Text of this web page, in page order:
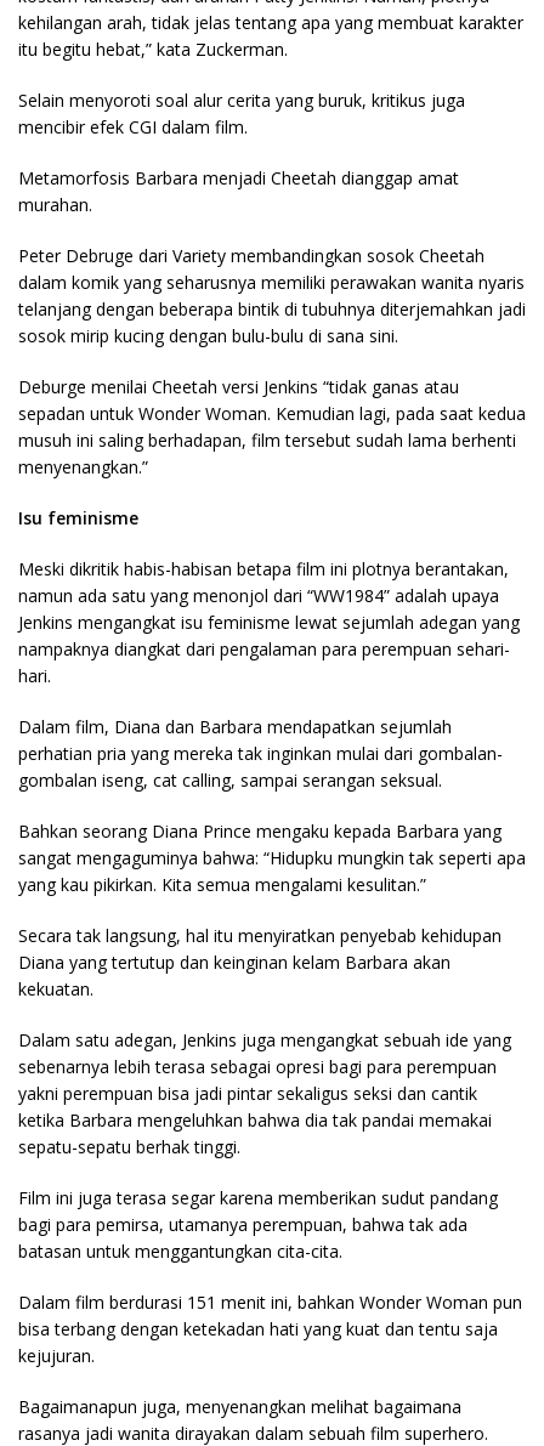
kehilangan arah, tidak jelas tentang apa yang membuat karakter
itu begitu hebat,” kata Zuckerman.
Selain menyoroti soal alur cerita yang buruk, kritikus juga
mencibir efek CGI dalam film.
Metamorfosis Barbara menjadi Cheetah dianggap amat
murahan.
Peter Debruge dari Variety membandingkan sosok Cheetah
dalam komik yang seharusnya memiliki perawakan wanita nyaris
telanjang dengan beberapa bintik di tubuhnya diterjemahkan jadi
sosok mirip kucing dengan bulu-bulu di sana sini.
Deburge menilai Cheetah versi Jenkins “tidak ganas atau
sepadan untuk Wonder Woman. Kemudian lagi, pada saat kedua
musuh ini saling berhadapan, film tersebut sudah lama berhenti
menyenangkan.”
Isu feminisme
Meski dikritik habis-habisan betapa film ini plotnya berantakan,
namun ada satu yang menonjol dari “WW1984” adalah upaya
Jenkins mengangkat isu feminisme lewat sejumlah adegan yang
nampaknya diangkat dari pengalaman para perempuan sehari-
hari.
Dalam film, Diana dan Barbara mendapatkan sejumlah
perhatian pria yang mereka tak inginkan mulai dari gombalan-
gombalan iseng, cat calling, sampai serangan seksual.
Bahkan seorang Diana Prince mengaku kepada Barbara yang
sangat mengaguminya bahwa: “Hidupku mungkin tak seperti apa
yang kau pikirkan. Kita semua mengalami kesulitan.”
Secara tak langsung, hal itu menyiratkan penyebab kehidupan
Diana yang tertutup dan keinginan kelam Barbara akan
kekuatan.
Dalam satu adegan, Jenkins juga mengangkat sebuah ide yang
sebenarnya lebih terasa sebagai opresi bagi para perempuan
yakni perempuan bisa jadi pintar sekaligus seksi dan cantik
ketika Barbara mengeluhkan bahwa dia tak pandai memakai
sepatu-sepatu berhak tinggi.
Film ini juga terasa segar karena memberikan sudut pandang
bagi para pemirsa, utamanya perempuan, bahwa tak ada
batasan untuk menggantungkan cita-cita.
Dalam film berdurasi 151 menit ini, bahkan Wonder Woman pun
bisa terbang dengan ketekadan hati yang kuat dan tentu saja
kejujuran.
Bagaimanapun juga, menyenangkan melihat bagaimana
rasanya jadi wanita dirayakan dalam sebuah film superhero.